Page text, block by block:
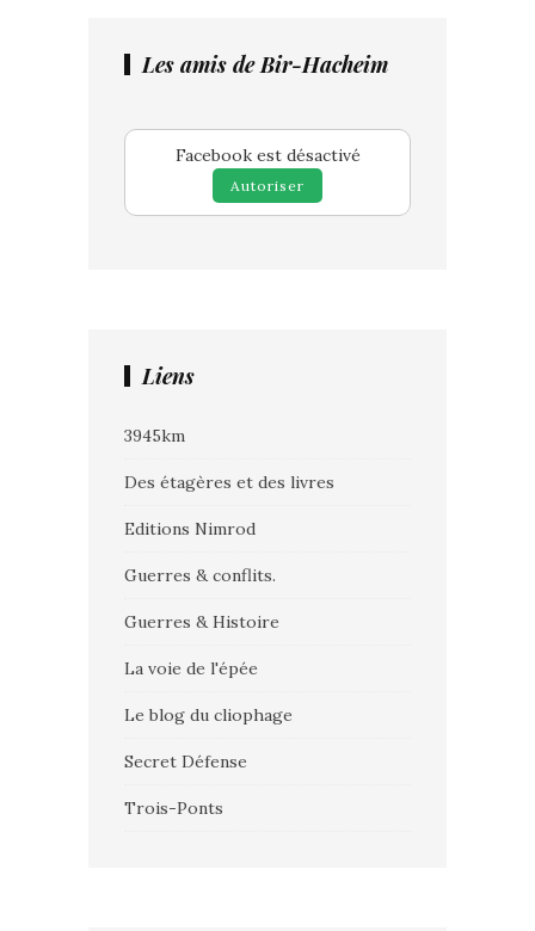
Les amis de Bir-Hacheim
Facebook est désactivé
Autoriser
Liens
3945km
Des étagères et des livres
Editions Nimrod
Guerres & conflits.
Guerres & Histoire
La voie de l'épée
Le blog du cliophage
Secret Défense
Trois-Ponts